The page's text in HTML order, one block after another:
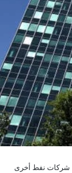
شركات نفط أخرى